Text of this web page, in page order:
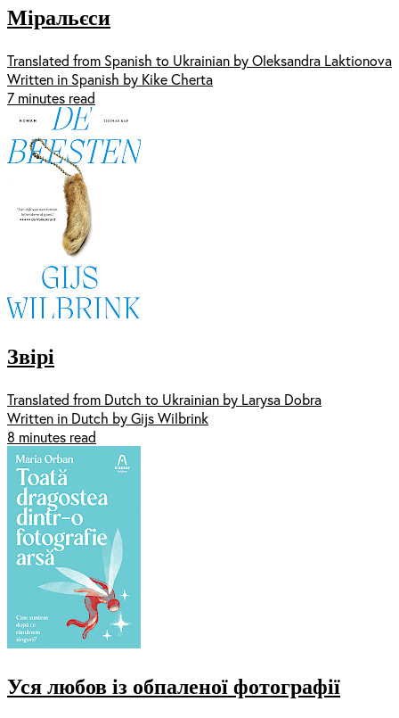
Міральєси
Translated from Spanish to Ukrainian by Oleksandra Laktionova
Written in Spanish by Kike Cherta
7 minutes read
Звірі
Translated from Dutch to Ukrainian by Larysa Dobra
Written in Dutch by Gijs Wilbrink
8 minutes read
Уся любов із обпаленої фотографії